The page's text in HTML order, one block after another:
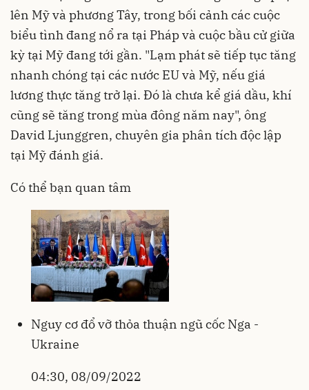
lên Mỹ và phương Tây, trong bối cảnh các cuộc
biểu tình đang nổ ra tại Pháp và cuộc bầu cử giữa
kỳ tại Mỹ đang tới gần. "Lạm phát sẽ tiếp tục tăng
nhanh chóng tại các nước EU và Mỹ, nếu giá
lương thực tăng trở lại. Đó là chưa kể giá dầu, khí
cũng sẽ tăng trong mùa đông năm nay", ông
David Ljunggren, chuyên gia phân tích độc lập
tại Mỹ đánh giá.
Có thể bạn quan tâm
Nguy cơ đổ vỡ thỏa thuận ngũ cốc Nga -
Ukraine
04:30, 08/09/2022